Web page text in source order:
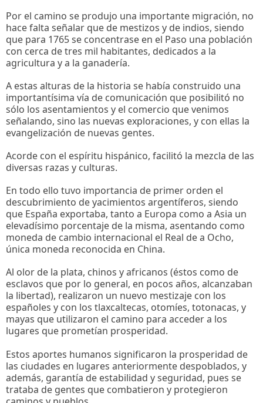
Por el camino se produjo una importante migración, no
hace falta señalar que de mestizos y de indios, siendo
que para 1765 se concentrase en el Paso una población
con cerca de tres mil habitantes, dedicados a la
agricultura y a la ganadería.
A estas alturas de la historia se había construido una
importantísima vía de comunicación que posibilitó no
sólo los asentamientos y el comercio que venimos
señalando, sino las nuevas exploraciones, y con ellas la
evangelización de nuevas gentes.
Acorde con el espíritu hispánico, facilitó la mezcla de las
diversas razas y culturas.
En todo ello tuvo importancia de primer orden el
descubrimiento de yacimientos argentíferos, siendo
que España exportaba, tanto a Europa como a Asia un
elevadísimo porcentaje de la misma, asentando como
moneda de cambio internacional el Real de a Ocho,
única moneda reconocida en China.
Al olor de la plata, chinos y africanos (éstos como de
esclavos que por lo general, en pocos años, alcanzaban
la libertad), realizaron un nuevo mestizaje con los
españoles y con los tlaxcaltecas, otomíes, totonacas, y
mayas que utilizaron el camino para acceder a los
lugares que prometían prosperidad.
Estos aportes humanos significaron la prosperidad de
las ciudades en lugares anteriormente despoblados, y
además, garantía de estabilidad y seguridad, pues se
trataba de gentes que combatieron y protegieron